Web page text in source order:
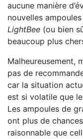
aucune manière
nouvelles
LightBee (ou bien
beaucoup plus
Malheureusement,
pas de
car la situation
est si volatile que
Les ampoules de
ont plus de
raisonnable que